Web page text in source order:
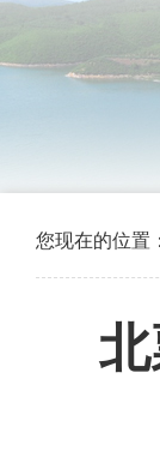
您现在的位置：